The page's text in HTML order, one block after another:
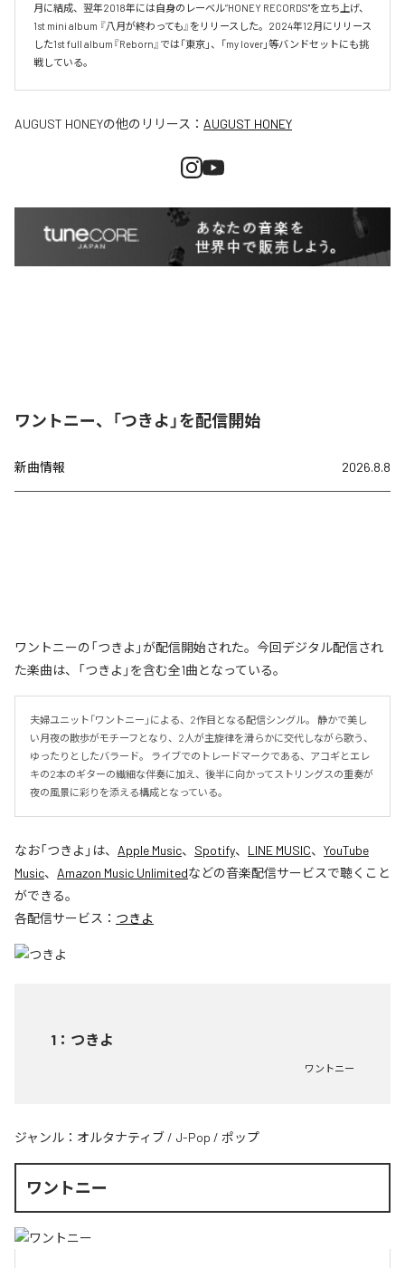
月に結成、翌年2018年には自身のレーベル”HONEY RECORDS"を立ち上げ、
1st mini album 『八月が終わっても』をリリースした。2024年12月にリリース
した1st full album『Reborn』では「東京」、「my lover」等バンドセットにも挑
戦している。
AUGUST HONEYの他のリリース： AUGUST HONEY
ワントニー、「つきよ」を配信開始
新曲情報 2026.8.8
ワントニーの「つきよ」が配信開始された。今回デジタル配信され
た楽曲は、「つきよ」を含む全1曲となっている。
夫婦ユニット「ワントニー」による、2作目となる配信シングル。 静かで美し
い月夜の散歩がモチーフとなり、2人が主旋律を滑らかに交代しながら歌う、
ゆったりとしたバラード。 ライブでのトレードマークである、アコギとエレ
キの2本のギターの繊細な伴奏に加え、後半に向かってストリングスの重奏が
夜の風景に彩りを添える構成となっている。
なお「つきよ 」は、 Apple Music、 Spotify、 LINE MUSIC、 YouTube
Music、 Amazon Music Unlimitedなどの音楽配信サービスで聴くこと
ができる。
各配信サービス： つきよ
1 ： つきよ
ワントニー
ジャンル： オルタナティブ / J-Pop / ポップ
ワントニー